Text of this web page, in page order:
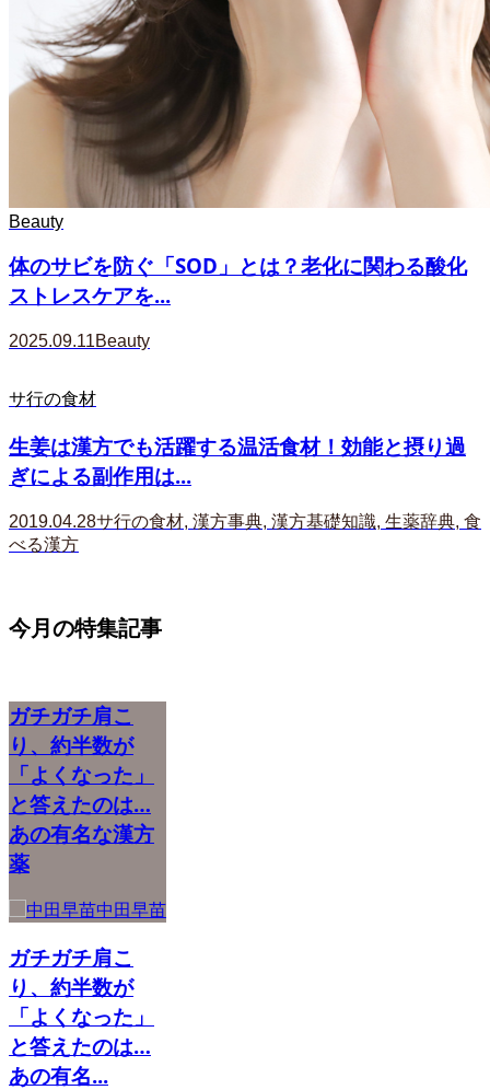
Beauty
体のサビを防ぐ「SOD」とは？老化に関わる酸化
ストレスケアを...
2025.09.11Beauty
サ行の食材
生姜は漢方でも活躍する温活食材！効能と摂り過
ぎによる副作用は...
2019.04.28サ行の食材, 漢方事典, 漢方基礎知識, 生薬辞典, 食
べる漢方
今月の特集記事
ガチガチ肩こ
り、約半数が
「よくなった」
と答えたのは…
あの有名な漢方
薬
中田早苗
ガチガチ肩こ
り、約半数が
「よくなった」
と答えたのは…
あの有名...